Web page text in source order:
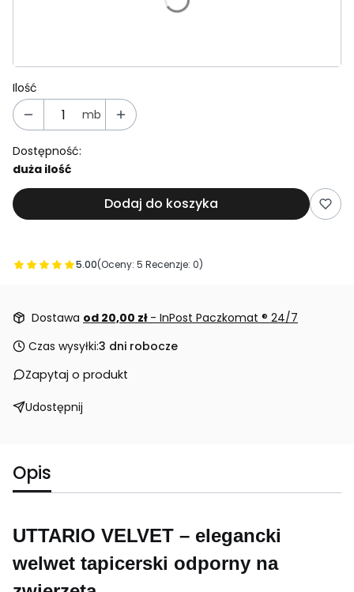
Ilość
mb
Dostępność:
duża ilość
Dodaj do koszyka
5.00(Oceny: 5 Recenzje: 0)
Przejdź do sekcji Opinie
Dostawa od 20,00 zł - InPost Paczkomat ® 24/7
Czas wysyłki:3 dni robocze
Zapytaj o produkt
Udostępnij
Opis
UTTARIO VELVET – elegancki
welwet tapicerski odporny na